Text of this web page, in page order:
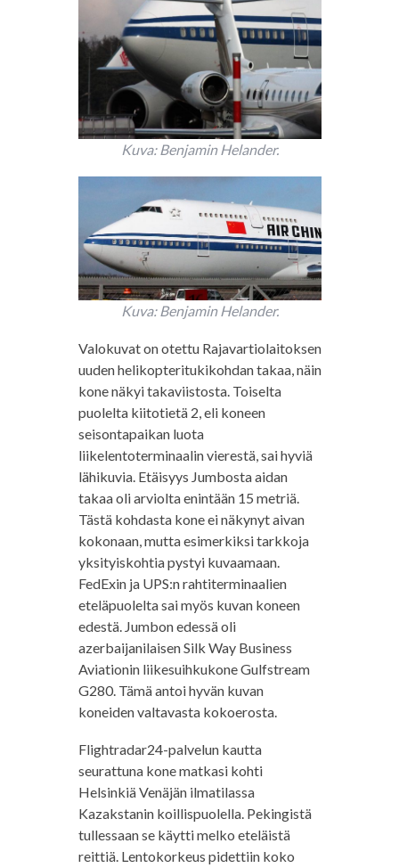
Kuva: Benjamin Helander.
Kuva: Benjamin Helander.
Valokuvat on otettu Rajavartiolaitoksen
uuden helikopteritukikohdan takaa, näin
kone näkyi takaviistosta. Toiselta
puolelta kiitotietä 2, eli koneen
seisontapaikan luota
liikelentoterminaalin vierestä, sai hyviä
lähikuvia. Etäisyys Jumbosta aidan
takaa oli arviolta enintään 15 metriä.
Tästä kohdasta kone ei näkynyt aivan
kokonaan, mutta esimerkiksi tarkkoja
yksityiskohtia pystyi kuvaamaan.
FedExin ja UPS:n rahtiterminaalien
eteläpuolelta sai myös kuvan koneen
edestä. Jumbon edessä oli
azerbaijanilaisen Silk Way Business
Aviationin liikesuihkukone Gulfstream
G280. Tämä antoi hyvän kuvan
koneiden valtavasta kokoerosta.
Flightradar24-palvelun kautta
seurattuna kone matkasi kohti
Helsinkiä Venäjän ilmatilassa
Kazakstanin koillispuolella. Pekingistä
tullessaan se käytti melko eteläistä
reittiä. Lentokorkeus pidettiin koko